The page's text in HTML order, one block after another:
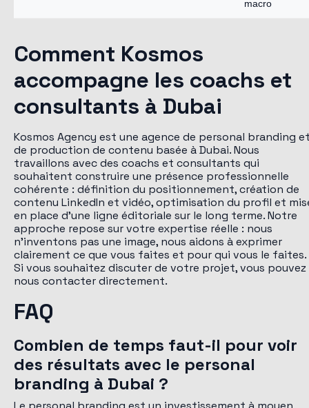
macro
Comment Kosmos
accompagne les coachs et
consultants à Dubai
Kosmos Agency est une agence de personal branding
de production de contenu basée à Dubai. Nous
travaillons avec des coachs et consultants qui
souhaitent construire une présence professionnelle
cohérente : définition du positionnement, création de
contenu LinkedIn et vidéo, optimisation du profil et
en place d'une ligne éditoriale sur le long terme. Notre
approche repose sur votre expertise réelle : nous
n'inventons pas une image, nous aidons à exprimer
clairement ce que vous faites et pour qui vous le faites.
Si vous souhaitez discuter de votre projet, vous pouvez
nous contacter directement.
FAQ
Combien de temps faut-il pour voir
des résultats avec le personal
branding à Dubai ?